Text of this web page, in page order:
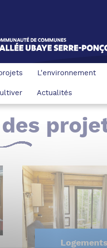
L'environnement
Actualités
Logements